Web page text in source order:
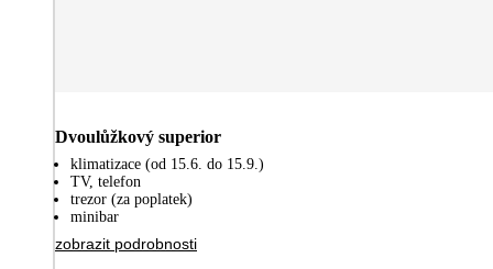
Dvoulůžkový superior
klimatizace (od 15.6. do 15.9.)
TV, telefon
trezor (za poplatek)
minibar
zobrazit podrobnosti